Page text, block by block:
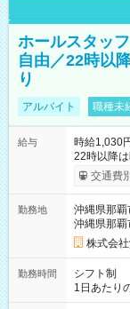
ホールスタッ
自由／22時以
り
アルバイト 職種未
給与
時給1,030
22時以降は時給
間あり 試
と異なる
交通費
勤務地
沖縄県那覇
沖縄県那覇
株式会
勤務時間
シフト制
1日あたり
11：00～